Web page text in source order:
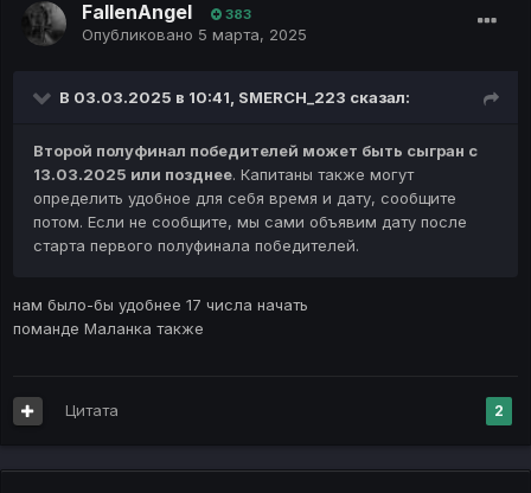
FallenAngel 383
Опубликовано 5 марта, 2025
В 03.03.2025 в 10:41, SMERCH_223 сказал:
Второй полуфинал победителей может быть сыгран с
13.03.2025 или позднее. Капитаны также могут
определить удобное для себя время и дату, сообщите
потом. Если не сообщите, мы сами объявим дату после
старта первого полуфинала победителей.
нам было-бы удобнее 17 числа начать
поманде Маланка также
2
Цитата